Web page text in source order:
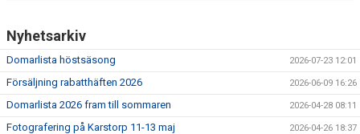
Nyhetsarkiv
Domarlista höstsäsong 2026-07-23 12:01
Försäljning rabatthäften 2026 2026-06-09 16:26
Domarlista 2026 fram till sommaren 2026-04-28 08:11
Fotografering på Karstorp 11-13 maj 2026-04-26 18:37